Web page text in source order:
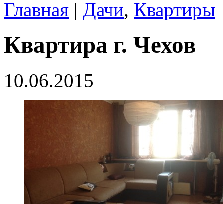
Главная | Дачи, Квартиры
Квартира г. Чехов
10.06.2015